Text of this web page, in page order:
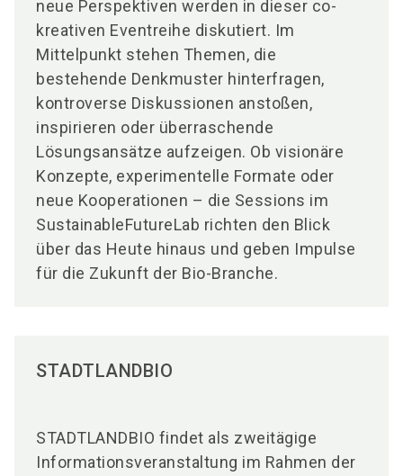
neue Perspektiven werden in dieser co-
kreativen Eventreihe diskutiert. Im
Mittelpunkt stehen Themen, die
bestehende Denkmuster hinterfragen,
kontroverse Diskussionen anstoßen,
inspirieren oder überraschende
Lösungsansätze aufzeigen. Ob visionäre
Konzepte, experimentelle Formate oder
neue Kooperationen – die Sessions im
SustainableFutureLab richten den Blick
über das Heute hinaus und geben Impulse
für die Zukunft der Bio-Branche.
STADTLANDBIO
STADTLANDBIO findet als zweitägige
Informationsveranstaltung im Rahmen der